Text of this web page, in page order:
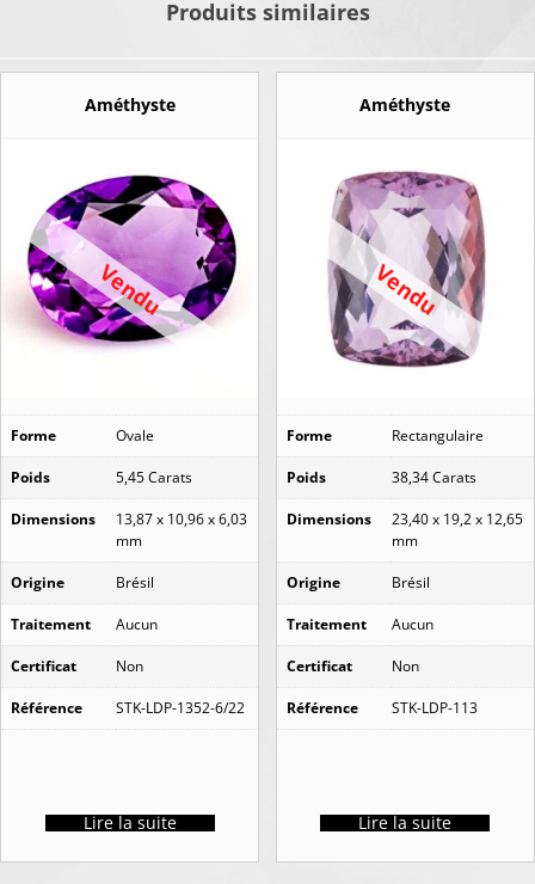
Produits similaires
Améthyste
Vendu
Forme Ovale
Poids 5,45 Carats
Dimensions
13,87 x 10,96 x 6,03
mm
Origine Brésil
Traitement Aucun
Certificat Non
Référence STK-LDP-1352-6/22
Lire la suite
Améthyste
Vendu
Forme Rectangulaire
Poids 38,34 Carats
Dimensions
23,40 x 19,2 x 12,65
mm
Origine Brésil
Traitement Aucun
Certificat Non
Référence STK-LDP-113
Lire la suite